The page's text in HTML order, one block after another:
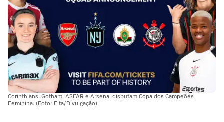
Corinthians, Gotham, ASFAR e Arsenal disputam Copa dos Campeões
Feminina. (Foto: Fifa/Divulgação)